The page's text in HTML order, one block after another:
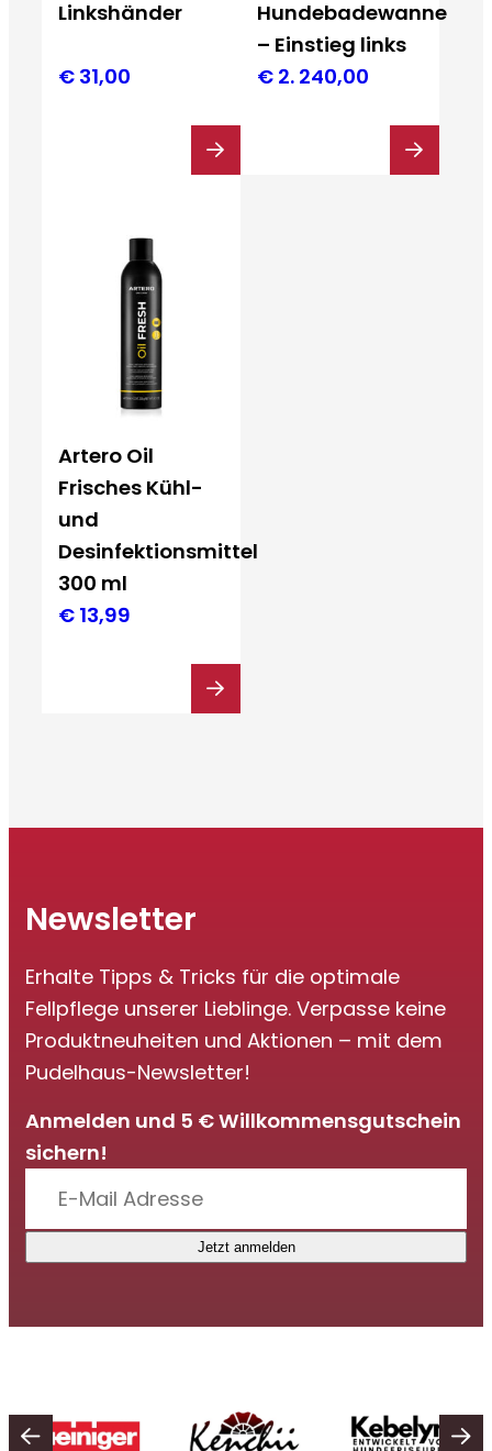
Linkshänder
€ 31,00
Hundebadewanne
– Einstieg links
€ 2. 240,00
Artero Oil
Frisches Kühl-
und
Desinfektionsmittel
300 ml
€ 13,99
Newsletter
Erhalte Tipps & Tricks für die optimale
Fellpflege unserer Lieblinge. Verpasse keine
Produktneuheiten und Aktionen – mit dem
Pudelhaus-Newsletter!
Anmelden und 5 € Willkommensgutschein
sichern!
Jetzt anmelden